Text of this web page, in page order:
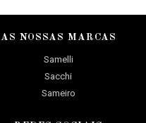
AS NOSSAS MARCAS
Samelli
Sacchi
Sameiro